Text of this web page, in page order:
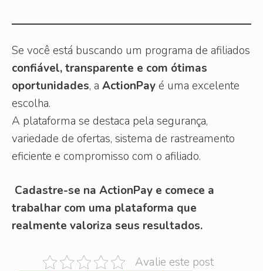
Se você está buscando um programa de afiliados
confiável, transparente e com ótimas
oportunidades, a ActionPayé uma excelente
escolha.
A plataforma se destaca pela segurança,
variedade de ofertas, sistema de rastreamento
eficiente e compromisso com o afiliado.
Cadastre-se na ActionPay e comece a
trabalhar com uma plataforma que
realmente valoriza seus resultados.
Avalie este post